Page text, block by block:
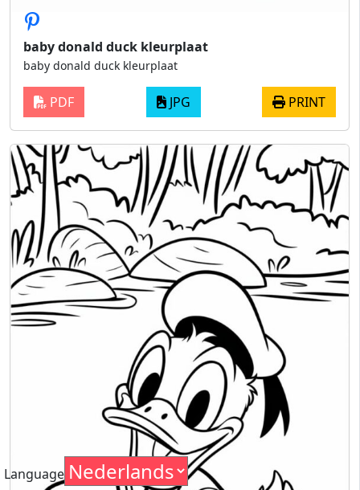
baby donald duck kleurplaat
baby donald duck kleurplaat
PDF JPG PRINT
Language